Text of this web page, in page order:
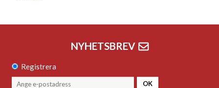
NYHETSBREV
Registrera
OK